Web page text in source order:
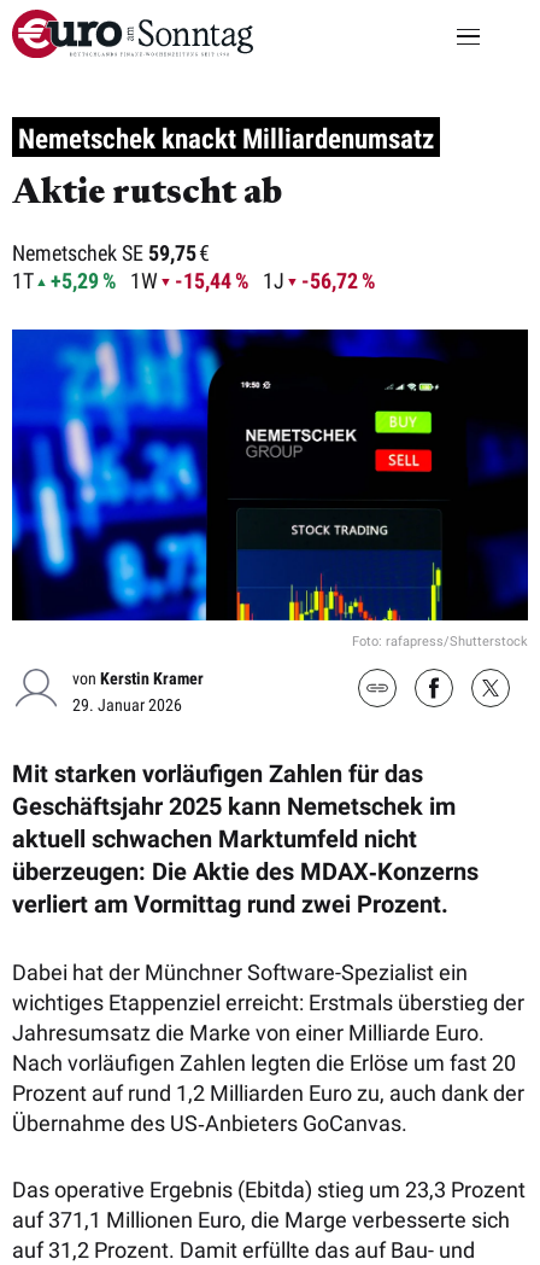
Nemetschek knackt Milliardenumsatz
Aktie rutscht ab
Nemetschek SE 59,75€
1T
+5,29 % 1W -15,44 % 1J -56,72 %
Foto: rafapress/Shutterstock
von Kerstin Kramer
29. Januar 2026
Mit starken vorläufigen Zahlen für das
Geschäftsjahr 2025 kann Nemetschek im
aktuell schwachen Marktumfeld nicht
überzeugen: Die Aktie des MDAX‑Konzerns
verliert am Vormittag rund zwei Prozent.
Dabei hat der Münchner Software-Spezialist ein
wichtiges Etappenziel erreicht: Erstmals überstieg der
Jahresumsatz die Marke von einer Milliarde Euro.
Nach vorläufigen Zahlen legten die Erlöse um fast 20
Prozent auf rund 1,2 Milliarden Euro zu, auch dank der
Übernahme des US‑Anbieters GoCanvas.
Das operative Ergebnis (Ebitda) stieg um 23,3 Prozent
auf 371,1 Millionen Euro, die Marge verbesserte sich
auf 31,2 Prozent. Damit erfüllte das auf Bau- und